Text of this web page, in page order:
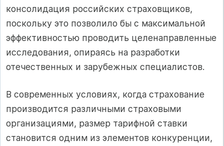
консолидация российских страховщиков,
поскольку это позволило бы с максимальной
эффективностью проводить целенаправленные
исследования, опираясь на разработки
отечественных и зарубежных специалистов.
В современных условиях, когда страхование
производится различными страховыми
организациями, размер тарифной ставки
становится одним из элементов конкуренции,